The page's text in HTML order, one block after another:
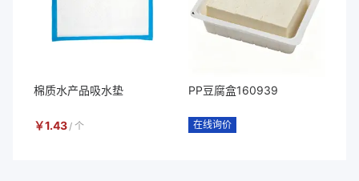
棉质水产品吸水垫
￥1.43 / 个
PP豆腐盒160939
在线询价